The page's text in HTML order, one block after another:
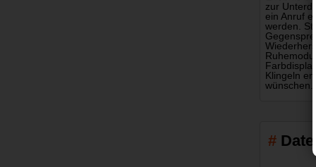
zur
ein Anruf
werden.
Klingeln
wünschen.